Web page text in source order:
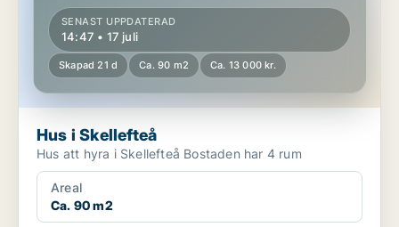
SENAST UPPDATERAD
14:47 • 17 juli
Skapad 21 d Ca. 90 m2 Ca. 13 000 kr.
Hus i Skellefteå
Hus att hyra i Skellefteå Bostaden har 4 rum
Areal
Ca. 90 m2